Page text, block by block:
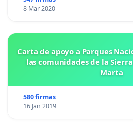
8 Mar 2020
Carta de apoyo a Parques
las comunidades de la
Marta
580 firmas
16 Jan 2019